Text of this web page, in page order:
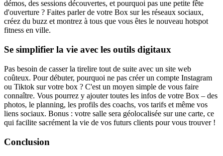
démos, des sessions découvertes, et pourquoi pas une petite fête
d'ouverture ? Faites parler de votre Box sur les réseaux sociaux,
créez du buzz et montrez à tous que vous êtes le nouveau hotspot
fitness en ville.
Se simplifier la vie avec les outils digitaux
Pas besoin de casser la tirelire tout de suite avec un site web
coûteux. Pour débuter, pourquoi ne pas créer un compte Instagram
ou Tiktok sur votre box ? C'est un moyen simple de vous faire
connaître. Vous pourrez y ajouter toutes les infos de votre Box – des
photos, le planning, les profils des coachs, vos tarifs et même vos
liens sociaux. Bonus : votre salle sera géolocalisée sur une carte, ce
qui facilite sacrément la vie de vos futurs clients pour vous trouver !
Conclusion